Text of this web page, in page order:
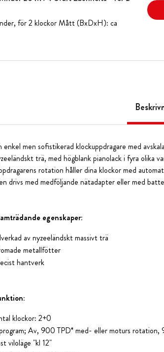
för 2 klockor Mått (BxDxH): ca
enkel men sofistikerad klockuppdragare med
trä, med högblank pianolack i fyra olika
rotation håller dina klockor med
drivs med medföljande nätadapter eller med
egenskaper:
av nyzeeländskt massivt trä
metallfötter
hantverk
klockor: 2+0
Av, 900 TPD* med- eller moturs
viloläge "kl 12"